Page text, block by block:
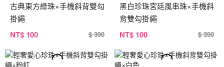
古典東方綠珠×手機斜背雙勾
掛繩
NT$ 100 $ 390
黑白珍珠宮廷風串珠×手機斜
背雙勾掛繩
NT$ 100 $ 390